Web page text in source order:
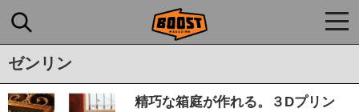
ゼンリン
精巧な箱庭が作れる。３Dプリン